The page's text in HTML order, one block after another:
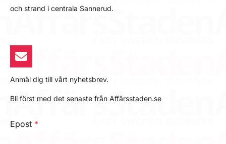
och strand i centrala Sannerud.
Anmäl dig till vårt nyhetsbrev.
Bli först med det senaste från Affärsstaden.se
Epost *